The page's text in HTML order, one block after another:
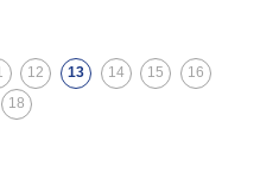
12 13(aktuální)
14 15 16
18